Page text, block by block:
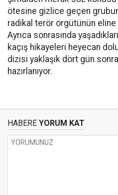
ötesine gizlice geçen
radikal terör örgütünün eline
Ayrıca sonrasında
kaçış hikayeleri heyecan
dizisi yaklaşık dört gün
hazırlanıyor.
HABERE YORUM KAT